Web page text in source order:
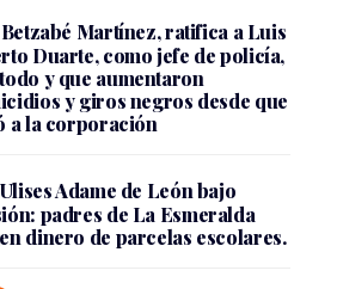
Betzabé Martínez, ratifica a Luis
Duarte, como jefe de policía,
y que aumentaron
y giros negros desde que
a la corporación
Ulises Adame de León bajo
padres de La Esmeralda
dinero de parcelas escolares.